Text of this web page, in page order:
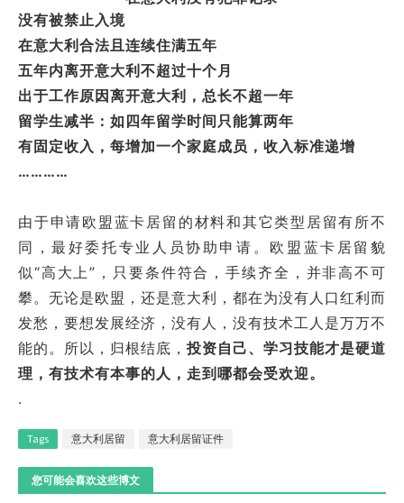
没有被禁止入境
在意大利合法且连续住满五年
五年内离开意大利不超过十个月
出于工作原因离开意大利，总长不超一年
留学生减半：如四年留学时间只能算两年
有固定收入，每增加一个家庭成员，收入标准递增
…………
由于申请欧盟蓝卡居留的材料和其它类型居留有所不
同，最好委托专业人员协助申请。欧盟蓝卡居留貌
似“高大上”，只要条件符合，手续齐全，并非高不可
攀。无论是欧盟，还是意大利，都在为没有人口红利而
发愁，要想发展经济，没有人，没有技术工人是万万不
能的。所以，归根结底， 投资自己、学习技能才是硬道
理，有技术有本事的人，走到哪都会受欢迎。
.
Tags 意大利居留 意大利居留证件
您可能会喜欢这些博文